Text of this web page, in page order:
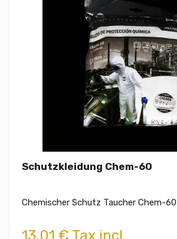
Schutzkleidung Chem-60
Chemischer Schutz Taucher Chem-60
13,01 € Tax incl.